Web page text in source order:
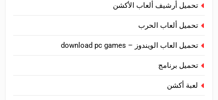
تحميل أرشيف ألعاب الأكشن
تحميل ألعاب الحرب
تحميل العاب الويندوز – download pc games
تحميل برنامج
لعبة أكشن